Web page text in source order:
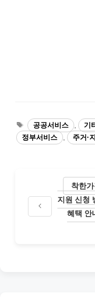
태
그
공공서비스 기
정부서비스
주거·
착한
지원 신청
혜택 안